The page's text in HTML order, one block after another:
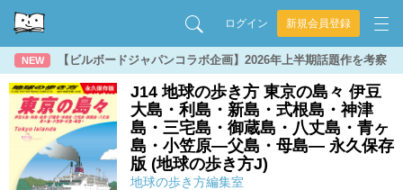
ログイン 新規会員登録
NEW 【ビルボードジャパンコラボ企画】2026年上半期話題作を考察
J14 地球の歩き方 東京の島々 伊豆
大島・利島・新島・式根島・神津
島・三宅島・御蔵島・八丈島・青ヶ
島・小笠原―父島・母島― 永久保存
版 (地球の歩き方J)
地球の歩き方編集室